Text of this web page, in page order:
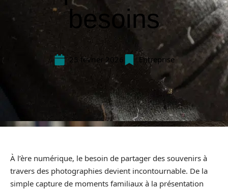
besoins
25 février 2026 Entreprise
À l’ère numérique, le besoin de partager des souvenirs à
travers des photographies devient incontournable. De la
simple capture de moments familiaux à la présentation